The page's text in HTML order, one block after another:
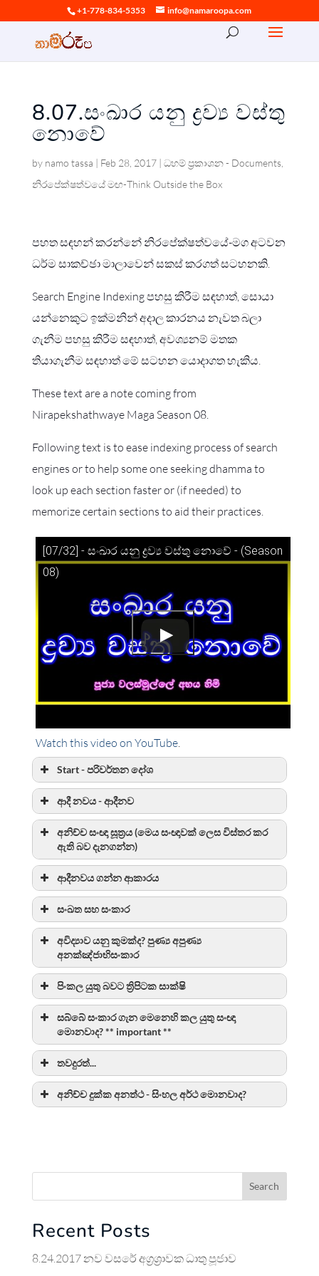
+1-778-834-5353 info@namaroopa.com
8.07.සංඛාර යනු ද්‍රව්‍ය වස්තු
නොවේ
by namo tassa | Feb 28, 2017| ධහම් ප්‍රකාශන - Documents,
නිරපේක්ෂත්වයේ මඟ-Think Outside the Box
පහත සඳහන් කරන්නේ නිරපේක්ෂත්වයේ-මග අටවන
ධර්ම සාකච්ඡා මාලාවෙන් සකස් කරගත් සටහනකි.
Search Engine Indexing පහසු කිරීම සඳහාත්, සොයා
යන්නෙකුට ඉක්මනින් අදාල කාරනය නැවත බලා
ගැනීම පහසු කිරීම සඳහාත්, අවශ්‍යනම් මතක
තියාගැනීම සඳහාත් මේ සටහන යොදාගත හැකිය.
These text are a note coming from
Nirapekshathwaye Maga Season 08.
Following text is to ease indexing process of search
engines or to help some one seeking dhamma to
look up each section faster or (if needed) to
memorize certain sections to aid their practices.
[07/32] - සංඛාර යනු ද්‍රව්‍ය වස්තු නොවේ - (Season
08)
Watch this video on YouTube.
Start - පරිවර්තන දෝශ
ආදී නවය - ආදීනව
අනිච්ච සංඥා සූත්‍රය (මෙය සංඥාවක් ලෙස විස්තර කර
ඇති බව දැනගන්න)
ආදීනවය ගන්න ආකාරය
සංඛත සහ සංකාර
අවිද්‍යාව යනු කුමක්ද? පුණ්‍ය අපුණ්‍ය
අනක්ඤ්ජාභිසංකාර
පිංකල යුතු බවට ත්‍රිපිටක සාක්ෂි
සබ්බේ සංකාර ගැන මෙනෙහි කල යුතු සංඥා
මොනවාද? ** important **
තවදුරත්...
අනිච්ච දුක්ක අනත්ථ - සිංහල අර්ථ මොනවාද?
Search
Recent Posts
8.24.2017 නව වසරේ අග්‍රශ්‍රාවක ධාතු පූජාව